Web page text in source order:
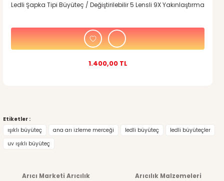
Ledli Şapka Tipi Büyüteç / Değiştirilebilir 5 Lensli 9X Yakınlaştırma
1.400,00 TL
Etiketler :
ışıklı büyüteç
ana arı izleme merceği ledli büyüteç
ledli büyüteçler
uv ışıklı büyüteç
Arıcı Marketi Arıcılık
Arıcılık Malzemeleri